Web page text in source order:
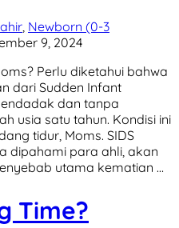
, Newborn (0-3
9, 2024
Perlu diketahui bahwa
dari Sudden Infant
dan tanpa
usia satu tahun. Kondisi ini
tidur, Moms. SIDS
dipahami para ahli, akan
utama kematian …
Time?